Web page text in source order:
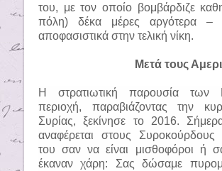
του, με τον οποίο βομβάρδιζε
πόλη) δέκα μέρες αργότερα –
αποφασιστικά στην τελική νίκη.
Μετά τους
Η στρατιωτική παρουσία
περιοχή, παραβιάζοντας την
Συρίας, ξεκίνησε το 2016.
αναφέρεται στους Συροκούρδους
του σαν να είναι μισθοφόροι ή
έκαναν χάρη: Σας δώσαμε